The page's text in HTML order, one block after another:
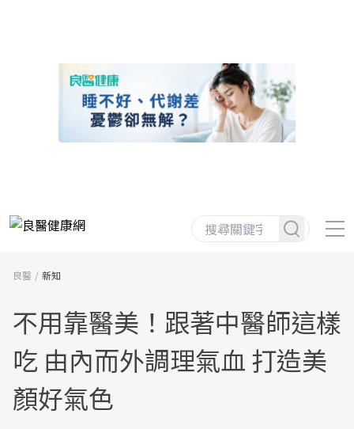
良醫 新知
不用靠醫美！跟著中醫師這樣
吃 由內而外調理氣血 打造美
顏好氣色